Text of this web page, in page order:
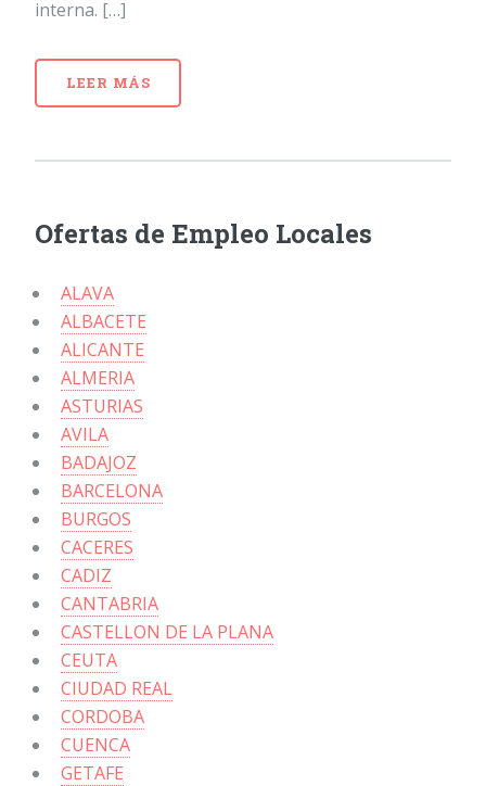
interna. […]
LEER MÁS
Ofertas de Empleo Locales
ALAVA
ALBACETE
ALICANTE
ALMERIA
ASTURIAS
AVILA
BADAJOZ
BARCELONA
BURGOS
CACERES
CADIZ
CANTABRIA
CASTELLON DE LA PLANA
CEUTA
CIUDAD REAL
CORDOBA
CUENCA
GETAFE